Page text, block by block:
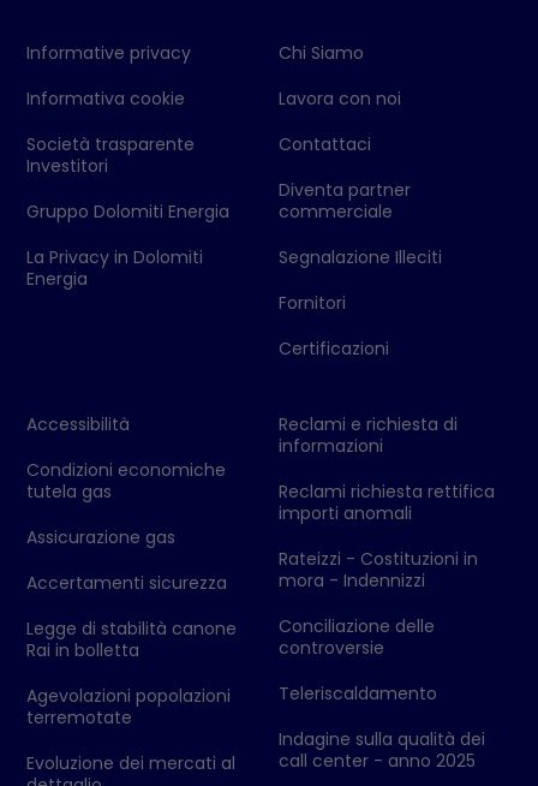
Informative privacy
Informativa cookie
Società trasparente
Investitori
Gruppo Dolomiti Energia
La Privacy in Dolomiti
Energia
Chi Siamo
Lavora con noi
Contattaci
Diventa partner
commerciale
Segnalazione Illeciti
Fornitori
Certificazioni
Accessibilità
Condizioni economiche
tutela gas
Assicurazione gas
Accertamenti sicurezza
Legge di stabilità canone
Rai in bolletta
Agevolazioni popolazioni
terremotate
Evoluzione dei mercati al
Reclami e richiesta di
informazioni
Reclami richiesta rettifica
importi anomali
Rateizzi - Costituzioni in
mora - Indennizzi
Conciliazione delle
controversie
Teleriscaldamento
Indagine sulla qualità dei
call center - anno 2025